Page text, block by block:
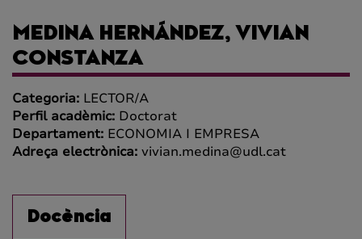
MEDINA HERNÁNDEZ, VIVIAN
CONSTANZA
Categoria: LECTOR/A
Perfil acadèmic: Doctorat
Departament: ECONOMIA I EMPRESA
Adreça electrònica: vivian.medina@udl.cat
Docència